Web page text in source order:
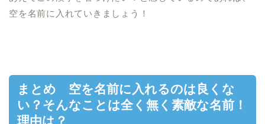
空を名前に入れていきましょう！
まとめ 空を名前に入れるのは良くな
い？そんなことは全く無く素敵な名前！
理由は？